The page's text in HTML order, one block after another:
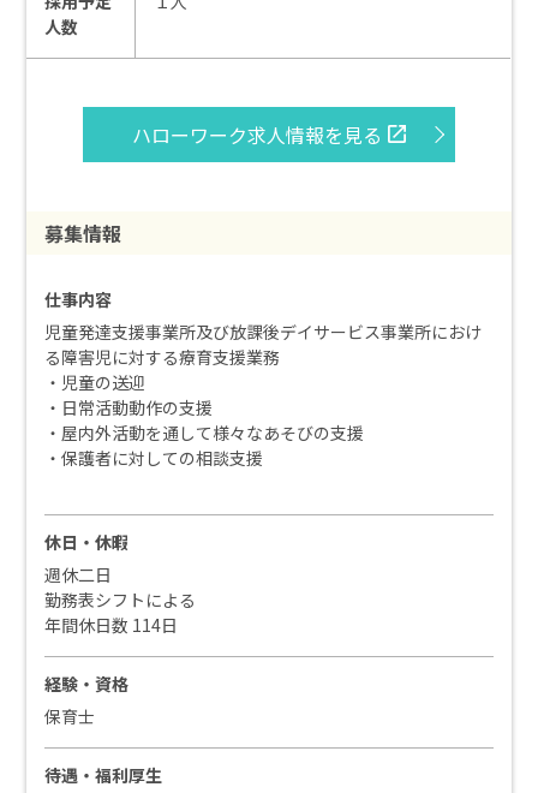
人数
ハローワーク求人情報を見る
募集情報
仕事内容
児童発達支援事業所及び放課後デイサービス事業所におけ
る障害児に対する療育支援業務
・児童の送迎
・日常活動動作の支援
・屋内外活動を通して様々なあそびの支援
・保護者に対しての相談支援
休日・休暇
週休二日
勤務表シフトによる
年間休日数 114日
経験・資格
保育士
待遇・福利厚生